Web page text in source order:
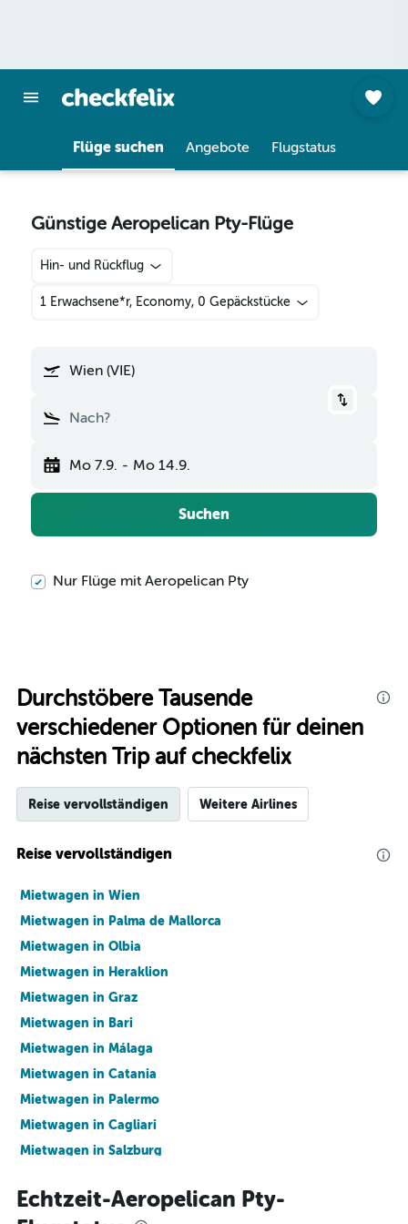
Flüge suchen Angebote Flugstatus
Günstige Aeropelican Pty-Flüge
Hin- und Rückflug
1 Erwachsene*r, Economy, 0 Gepäckstücke
Wien (VIE)
Nach?
Mo 7.9. - Mo 14.9.
Suchen
Nur Flüge mit Aeropelican Pty
Durchstöbere Tausende
verschiedener Optionen für deinen
nächsten Trip auf checkfelix
Reise vervollständigen Weitere Airlines
Reise vervollständigen
Mietwagen in Wien
Mietwagen in Palma de Mallorca
Mietwagen in Olbia
Mietwagen in Heraklion
Mietwagen in Graz
Mietwagen in Bari
Mietwagen in Málaga
Mietwagen in Catania
Mietwagen in Palermo
Mietwagen in Cagliari
Mietwagen in Salzburg
Hotels in Wien
Echtzeit-Aeropelican Pty-